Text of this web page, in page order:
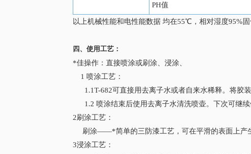
PH值
以上机械性能和电性能数据 均在55℃，相对湿度95%固
四、使用工艺：
*佳操作：直接喷涂或刷涂、浸涂、
1 喷涂工艺：
1.1T-682可直接用去离子水或者自来水稀释。将
1.2 喷涂结束后使用去离子水清洗喷壶。下次可继续
2刷涂工艺：
刷涂——*简单的三防漆工艺，可在平滑的表面上产
3浸涂工艺：